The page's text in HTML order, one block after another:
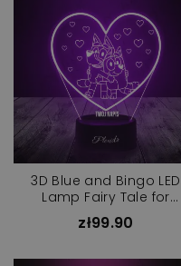
3D Blue and Bingo LED
Lamp Fairy Tale for
Children
zł99.90